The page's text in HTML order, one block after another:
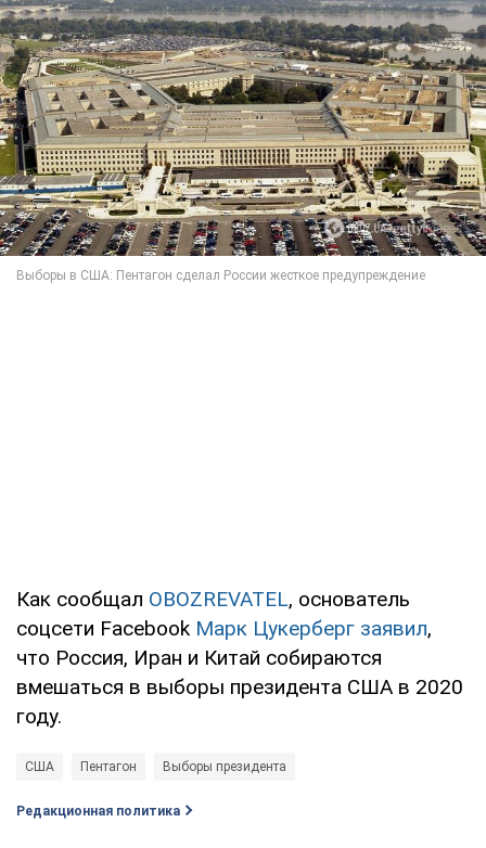
Как сообщал OBOZREVATEL, основатель
соцсети Facebook Марк Цукерберг заявил,
что Россия, Иран и Китай собираются
вмешаться в выборы президента США в 2020
году.
США Пентагон Выборы президента
Редакционная политика